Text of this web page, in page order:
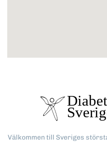
Välkommen till Sveriges